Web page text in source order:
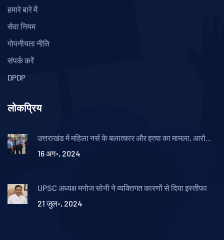
हमारे बारे में
सेवा नियम
गोपनीयता नीति
संपर्क करें
DPDP
लोकप्रिय
उत्तराखंड में महिला नर्स के बलात्कार और हत्या का मामला, आरोपी
16 अग॰, 2024
UPSC अध्यक्ष मनोज सोनी ने व्यक्तिगत कारणों से दिया इस्तीफा
21 जुल॰, 2024